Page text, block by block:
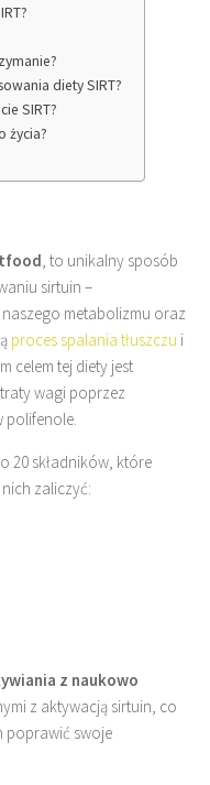
diety SIRT?
SIRT?
życia?
, to unikalny sposób
sirtuin –
metabolizmu oraz
proces spalania tłuszczu i
celem tej diety jest
wagi poprzez
polifenole.
20 składników, które
zaliczyć:
z naukowo
z aktywacją sirtuin, co
poprawić swoje